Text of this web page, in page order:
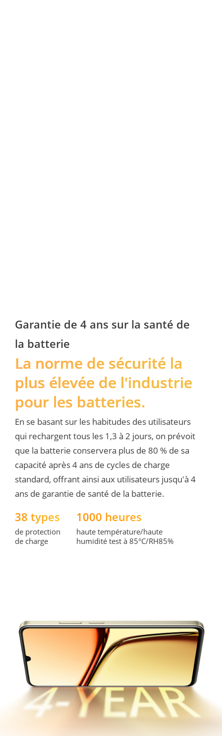
Garantie de 4 ans sur la santé de
la batterie
La norme de sécurité la
plus élevée de l'industrie
pour les batteries.
En se basant sur les habitudes des utilisateurs
qui rechargent tous les 1,3 à 2 jours, on prévoit
que la batterie conservera plus de 80 % de sa
capacité après 4 ans de cycles de charge
standard, offrant ainsi aux utilisateurs jusqu'à 4
ans de garantie de santé de la batterie.
38 types
de protection
de charge
1000 heures
haute température/haute
humidité test à 85°C/RH85%